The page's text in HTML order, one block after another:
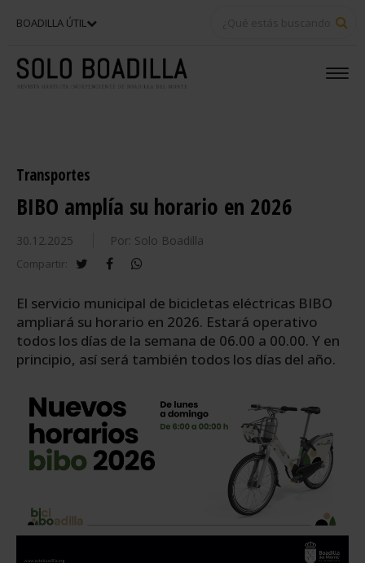
BOADILLA ÚTIL
Transportes
BIBO amplía su horario en 2026
30.12.2025 Por: Solo Boadilla
Compartir: twitterfacebook
El servicio municipal de bicicletas eléctricas BIBO
ampliará su horario en 2026. Estará operativo
todos los días de la semana de 06.00 a 00.00. Y en
principio, así será también todos los días del año.